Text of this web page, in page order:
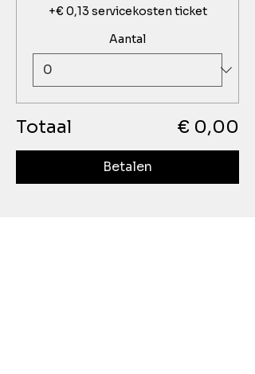
+€ 0,13 servicekosten ticket
Aantal
Totaal € 0,00
Betalen